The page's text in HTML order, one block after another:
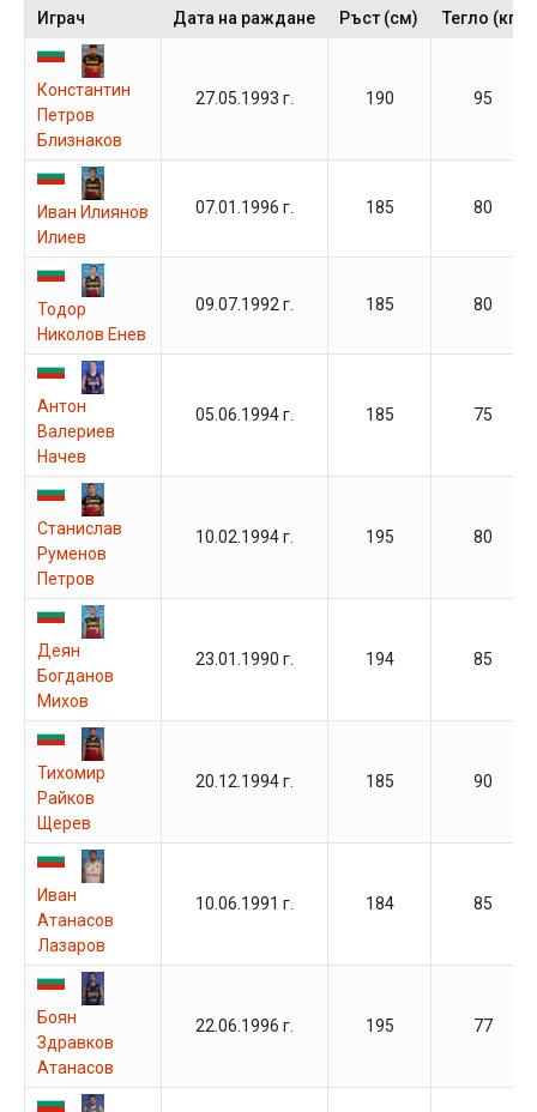
Играч Дата на раждане Ръст (см) Тегло (кг)
Константин
Петров
Близнаков
27.05.1993 г. 190 95
Иван Илиянов
Илиев
07.01.1996 г. 185 80
Тодор
Николов Енев
09.07.1992 г. 185 80
Антон
Валериев
Начев
05.06.1994 г. 185 75
Станислав
Руменов
Петров
10.02.1994 г. 195 80
Деян
Богданов
Михов
23.01.1990 г. 194 85
Тихомир
Райков
Щерев
20.12.1994 г. 185 90
Иван
Атанасов
Лазаров
10.06.1991 г. 184 85
Боян
Здравков
Атанасов
22.06.1996 г. 195 77